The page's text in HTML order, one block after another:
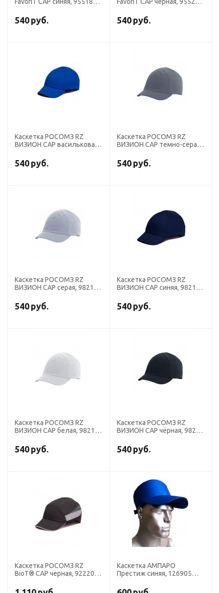
540 руб. 540 руб.
Каскетка РОСОМЗ RZ
ВИЗИОН CAP васильковая,
540 руб.
Каскетка РОСОМЗ RZ
ВИЗИОН CAP темно-серая,
540 руб.
Каскетка РОСОМЗ RZ
ВИЗИОН CAP серая, 98211
540 руб.
Каскетка РОСОМЗ RZ
ВИЗИОН CAP синяя, 98218
540 руб.
Каскетка РОСОМЗ RZ
ВИЗИОН CAP белая, 98217
540 руб.
Каскетка РОСОМЗ RZ
ВИЗИОН CAP чёрная, 98220
540 руб.
Каскетка РОСОМЗ RZ
BioT® CAP черная, 92220
Каскетка АМПАРО
Престиж синяя, 126905